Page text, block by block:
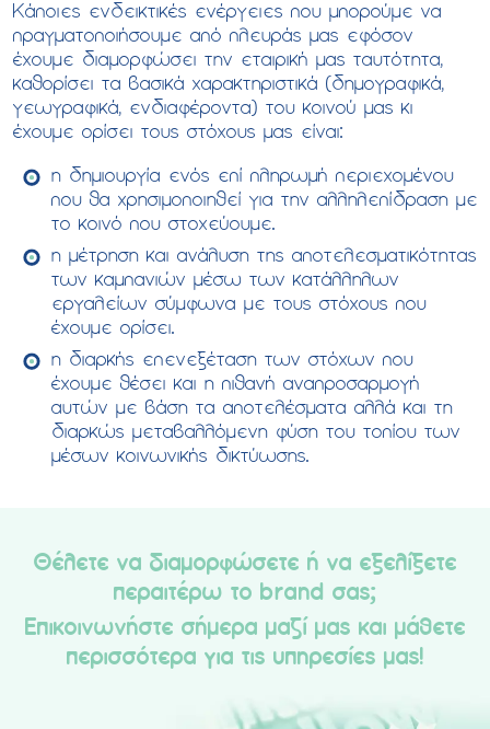
Κάποιες ενδεικτικές ενέργειες που μπορούμε να
πραγματοποιήσουμε από πλευράς μας εφόσον
έχουμε διαμορφώσει την εταιρική μας ταυτότητα,
καθορίσει τα βασικά χαρακτηριστικά (δημογραφικά,
γεωγραφικά, ενδιαφέροντα) του κοινού μας κι
έχουμε ορίσει τους στόχους μας είναι:
η δημιουργία ενός επί πληρωμή περιεχομένου
που θα χρησιμοποιηθεί για την αλληλεπίδραση με
το κοινό που στοχεύουμε.
η μέτρηση και ανάλυση της αποτελεσματικότητας
των καμπανιών μέσω των κατάλληλων
εργαλείων σύμφωνα με τους στόχους που
έχουμε ορίσει.
η διαρκής επενεξέταση των στόχων που
έχουμε θέσει και η πιθανή αναπροσαρμογή
αυτών με βάση τα αποτελέσματα αλλά και τη
διαρκώς μεταβαλλόμενη φύση του τοπίου των
μέσων κοινωνικής δικτύωσης.
Θέλετε να διαμορφώσετε ή να εξελίξετε
περαιτέρω το brand σας;
Επικοινωνήστε σήμερα μαζί μας και μάθετε
περισσότερα για τις υπηρεσίες μας!